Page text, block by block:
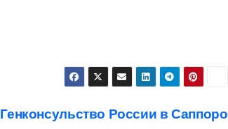
Генконсульство России в Саппоро